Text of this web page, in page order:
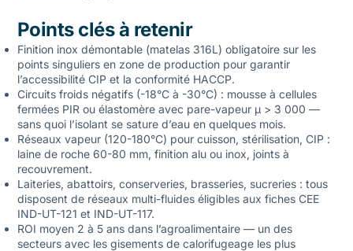
Points clés à retenir
Finition inox démontable (matelas 316L) obligatoire sur les
points singuliers en zone de production pour garantir
l’accessibilité CIP et la conformité HACCP.
Circuits froids négatifs (-18°C à -30°C) : mousse à cellules
fermées PIR ou élastomère avec pare-vapeur μ > 3 000 —
sans quoi l’isolant se sature d’eau en quelques mois.
Réseaux vapeur (120-180°C) pour cuisson, stérilisation, CIP :
laine de roche 60-80 mm, finition alu ou inox, joints à
recouvrement.
Laiteries, abattoirs, conserveries, brasseries, sucreries : tous
disposent de réseaux multi-fluides éligibles aux fiches CEE
IND-UT-121 et IND-UT-117.
ROI moyen 2 à 5 ans dans l’agroalimentaire — un des
secteurs avec les gisements de calorifugeage les plus